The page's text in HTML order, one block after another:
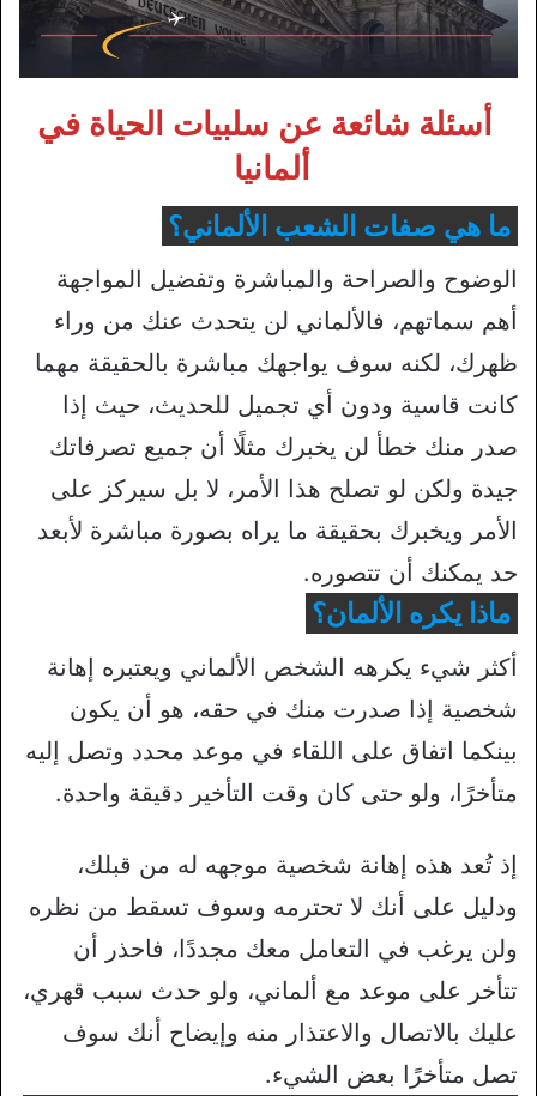
أسئلة شائعة عن سلبيات الحياة في
ألمانيا
ما هي صفات الشعب الألماني؟
الوضوح والصراحة والمباشرة وتفضيل المواجهة
أهم سماتهم، فالألماني لن يتحدث عنك من وراء
ظهرك، لكنه سوف يواجهك مباشرة بالحقيقة مهما
كانت قاسية ودون أي تجميل للحديث، حيث إذا
صدر منك خطأ لن يخبرك مثلًا أن جميع تصرفاتك
جيدة ولكن لو تصلح هذا الأمر، لا بل سيركز على
الأمر ويخبرك بحقيقة ما يراه بصورة مباشرة لأبعد
حد يمكنك أن تتصوره.
ماذا يكره الألمان؟
أكثر شيء يكرهه الشخص الألماني ويعتبره إهانة
شخصية إذا صدرت منك في حقه، هو أن يكون
بينكما اتفاق على اللقاء في موعد محدد وتصل إليه
متأخرًا، ولو حتى كان وقت التأخير دقيقة واحدة.
إذ تُعد هذه إهانة شخصية موجهه له من قبلك،
ودليل على أنك لا تحترمه وسوف تسقط من نظره
ولن يرغب في التعامل معك مجددًا، فاحذر أن
تتأخر على موعد مع ألماني، ولو حدث سبب قهري،
عليك بالاتصال والاعتذار منه وإيضاح أنك سوف
تصل متأخرًا بعض الشيء.